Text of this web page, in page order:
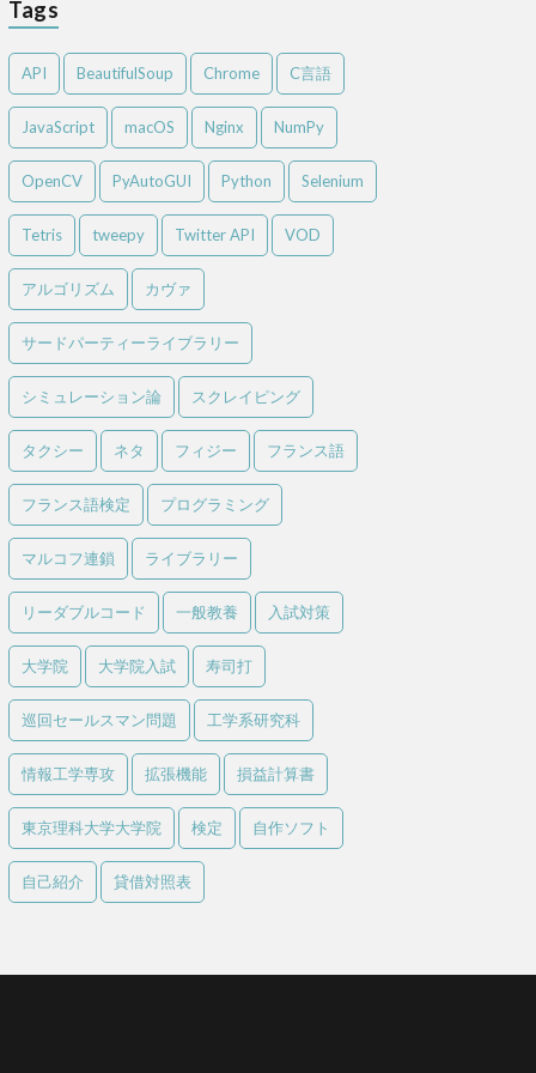
Tags
API BeautifulSoup Chrome C言語
JavaScript macOS Nginx NumPy
OpenCV PyAutoGUI Python Selenium
Tetris tweepy Twitter API VOD
アルゴリズム カヴァ
サードパーティーライブラリー
シミュレーション論 スクレイピング
タクシー ネタ フィジー フランス語
フランス語検定 プログラミング
マルコフ連鎖 ライブラリー
リーダブルコード 一般教養 入試対策
大学院 大学院入試 寿司打
巡回セールスマン問題 工学系研究科
情報工学専攻 拡張機能 損益計算書
東京理科大学大学院 検定 自作ソフト
自己紹介 貸借対照表